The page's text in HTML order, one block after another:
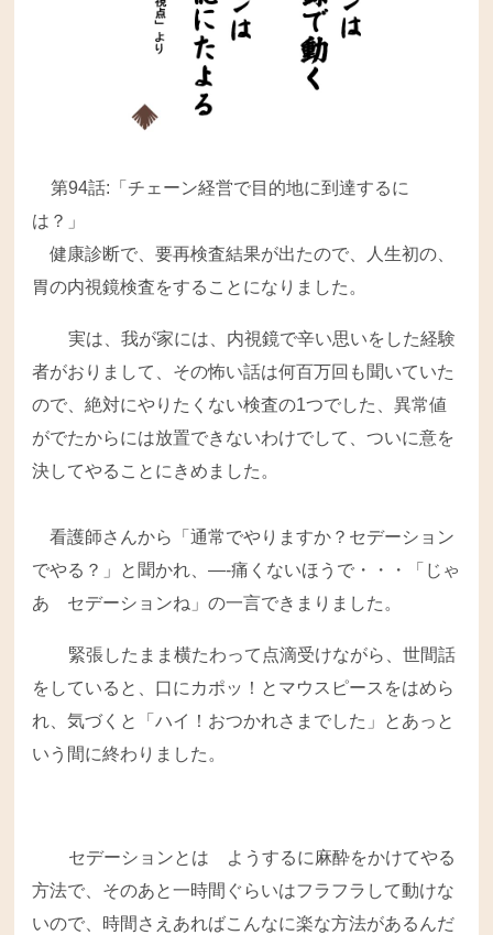
第94話:「チェーン経営で目的地に到達するに
は？」
健康診断で、要再検査結果が出たので、人生初の、
胃の内視鏡検査をすることになりました。
実は、我が家には、内視鏡で辛い思いをした経験
者がおりまして、その怖い話は何百万回も聞いていた
ので、絶対にやりたくない検査の1つでした、異常値
がでたからには放置できないわけでして、ついに意を
決してやることにきめました。
看護師さんから「通常でやりますか？セデーション
でやる？」と聞かれ 、—-痛くないほうで・・・「じゃ
あ セデーションね」の一言できまりました。
緊張したまま横たわって点滴受けながら、世間話
をしていると、口にカポッ！とマウスピースをはめら
れ、気づくと「ハイ！おつかれさまでした」とあっと
いう間に終わりました。
セデーションとは ようするに麻酔をかけてやる
方法で、そのあと一時間ぐらいはフラフラして動けな
いので、時間さえあればこんなに楽な方法があるんだ